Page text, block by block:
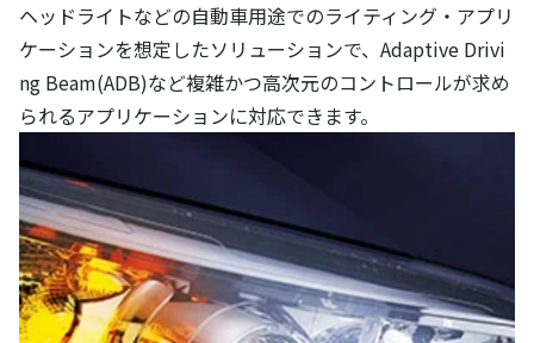
ヘッドライトなどの自動車用途でのライティング・アプリ
ケーションを想定したソリューションで、Adaptive Drivi
ng Beam(ADB)など複雑かつ高次元のコントロールが求め
られるアプリケーションに対応できます。